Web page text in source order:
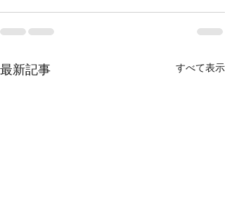
最新記事 すべて表示